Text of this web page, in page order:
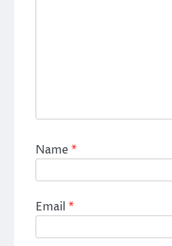
Name*
Email *